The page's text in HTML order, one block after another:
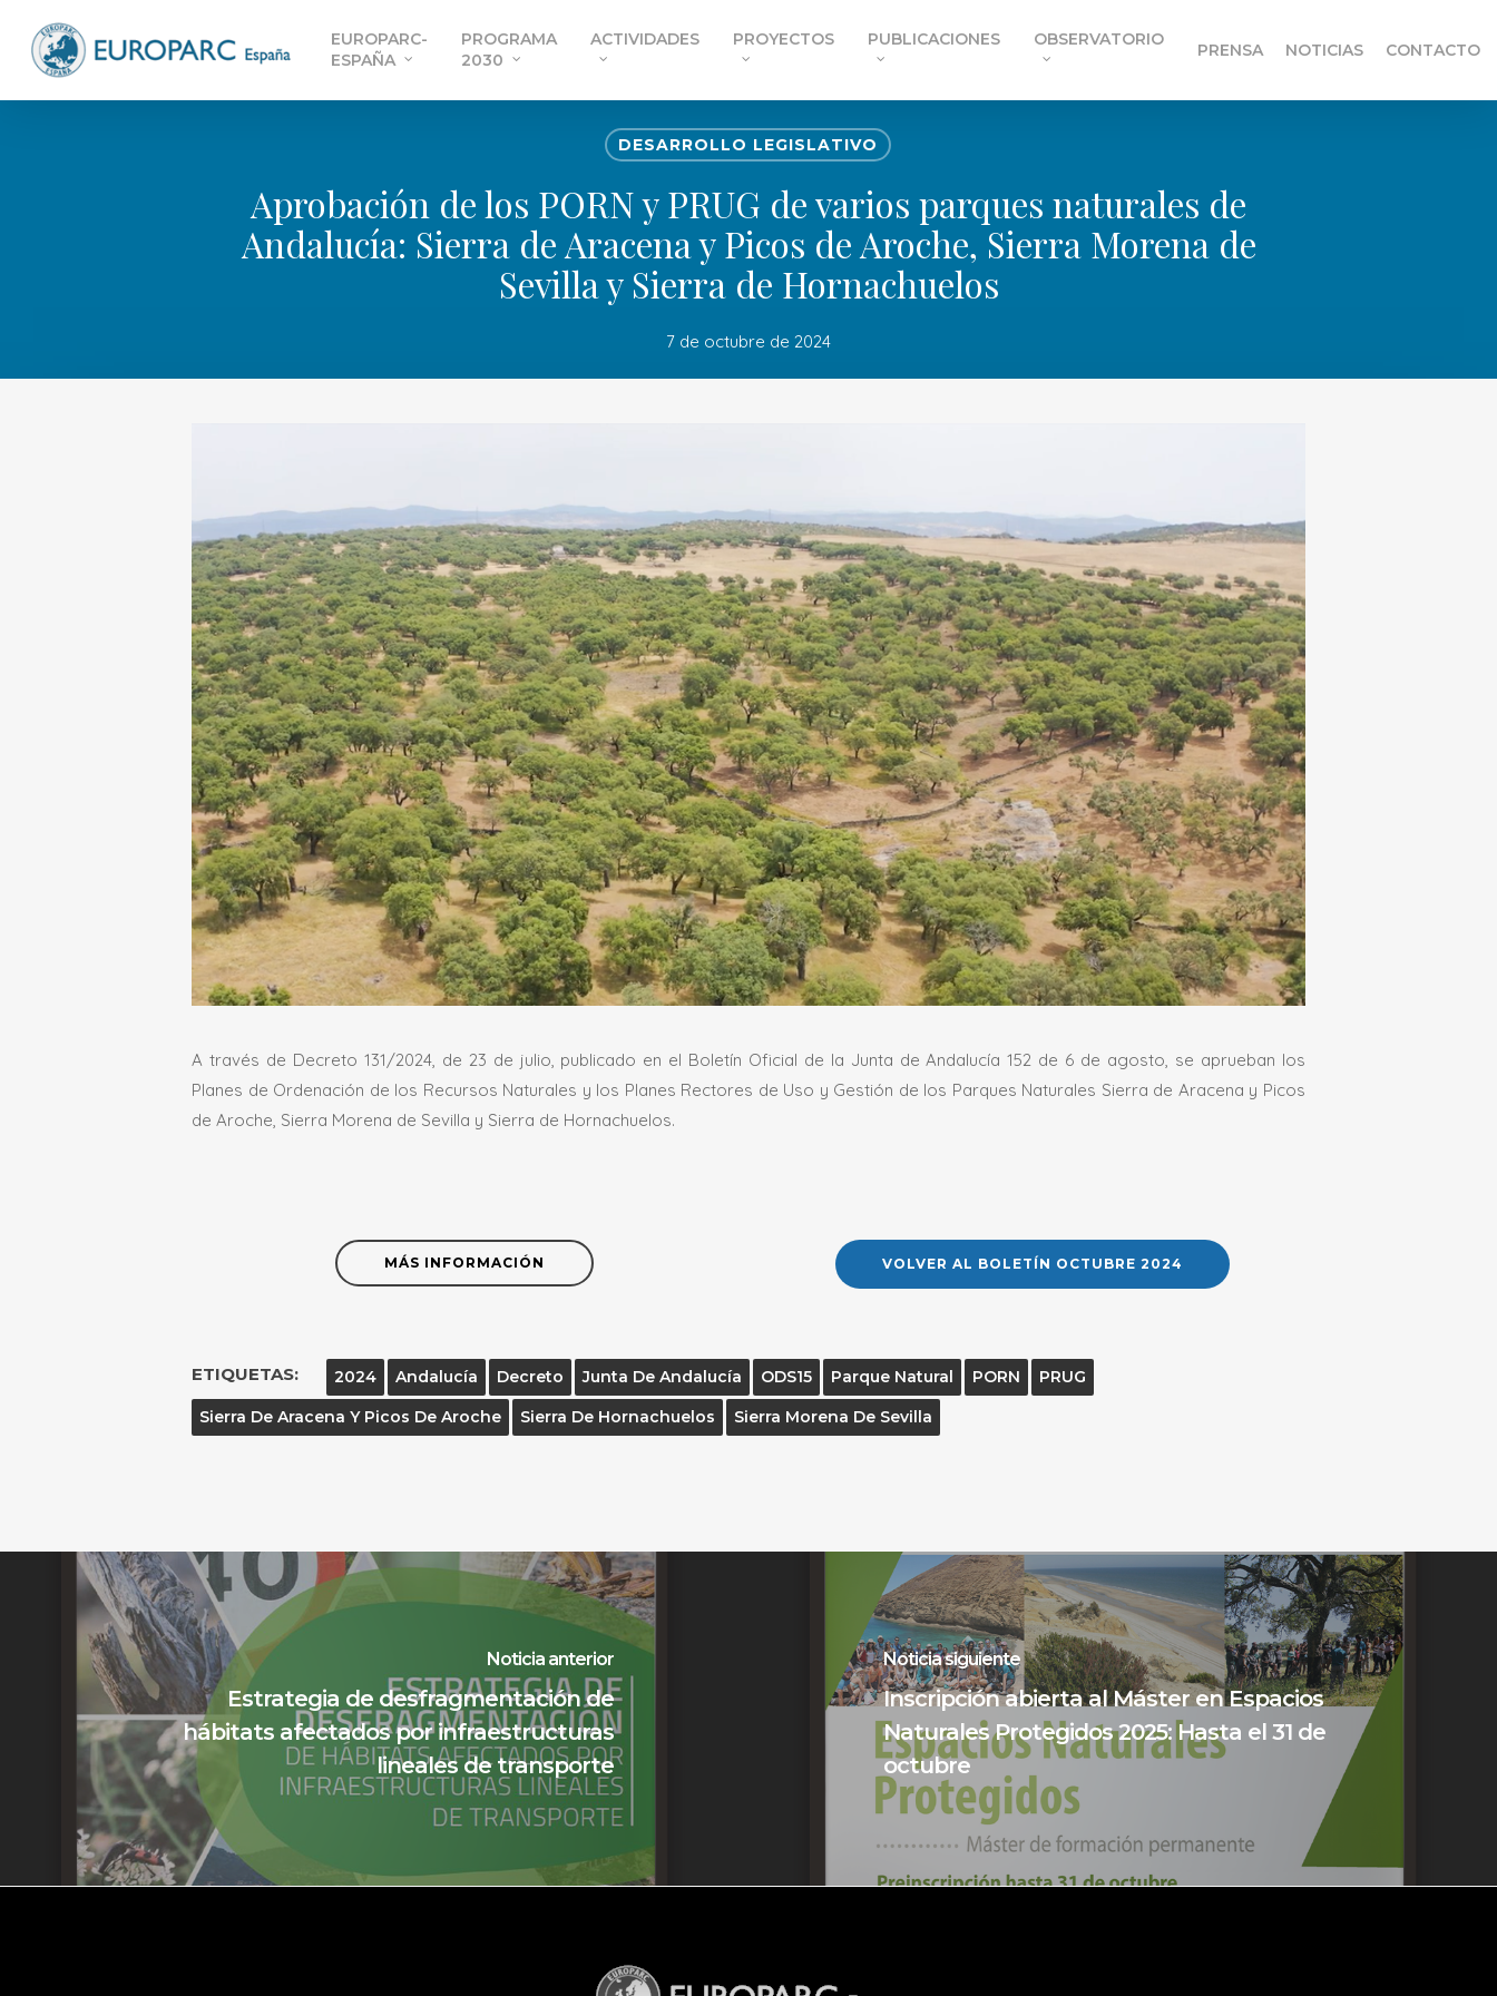
content
EUROPARC-
ESPAÑA
PROGRAMA
2030
ACTIVIDADES PROYECTOS PUBLICACIONES OBSERVATORIO
PRENSA NOTICIAS CONTACTO
DESARROLLO LEGISLATIVO
Aprobación de los PORN y PRUG de varios parques naturales de
Andalucía: Sierra de Aracena y Picos de Aroche, Sierra Morena de
Sevilla y Sierra de Hornachuelos
7 de octubre de 2024
A través de Decreto 131/2024, de 23 de julio, publicado en el Boletín Oficial de la Junta de Andalucía 152 de 6 de agosto, se aprueban los
Planes de Ordenación de los Recursos Naturales y los Planes Rectores de Uso y Gestión de los Parques Naturales Sierra de Aracena y Picos
de Aroche, Sierra Morena de Sevilla y Sierra de Hornachuelos.
MÁS INFORMACIÓN VOLVER AL BOLETÍN OCTUBRE 2024
ETIQUETAS: 2024 Andalucía Decreto Junta De Andalucía ODS15 Parque Natural PORN
PRUG
Sierra De Aracena Y Picos De Aroche
Sierra De Hornachuelos Sierra Morena De Sevilla
Noticia anterior
Estrategia de desfragmentación de
hábitats afectados por infraestructuras
lineales de transporte
Noticia siguiente
Inscripción abierta al Máster en Espacios
Naturales Protegidos 2025: Hasta el 31 de
octubre